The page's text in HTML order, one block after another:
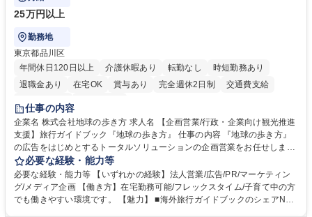
25万円以上
勤務地
東京都品川区
年間休日120日以上
介護休暇あり 転勤なし
時短勤務あり
退職金あり
在宅OK 賞与あり 完全週休2日制
交通費支給
駅近5分以内
仕事の内容
企業名 株式会社地球の歩き方 求人名 【企画営業/行政・企業向け観光推進
支援】旅行ガイドブック『地球の歩き方』 仕事の内容 『地球の歩き方』
の広告をはじめとするトータルソリューションの企画営業をお任せしま
す。クライアントは、観光（海外旅行、国内旅行、インバウンド）で地域
や事業を推進したい国内外の行政や企業です。 【業務詳細】■『地球の歩
き方』は海外旅行ガイドブックのNo.1ブランドであり、国内旅行において
も牽引しております。観光推進支援においても、業界を牽引する意欲的な
必要な経験・能力等
必要な経験・能力等 【いずれかの経験】法人営業/広告/PR/マーケティン
グ/メディア企画 【働き方】在宅勤務可能/フレックスタイム/子育て中の方
でも働きやすい環境です。 【魅力】 ■海外旅行ガイドブックのシェアNo.1